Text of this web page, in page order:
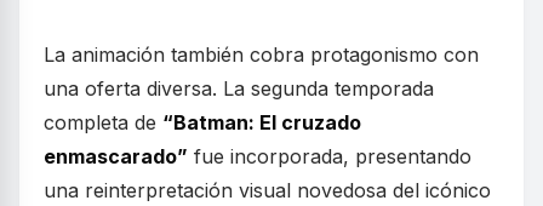
La animación también cobra protagonismo con
una oferta diversa. La segunda temporada
completa de “Batman: El cruzado
enmascarado” fue incorporada, presentando
una reinterpretación visual novedosa del icónico